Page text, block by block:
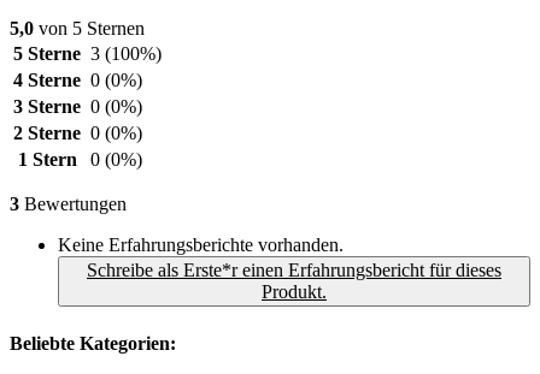
5,0 von 5 Sternen
5 Sterne 3 (100%)
4 Sterne 0 (0%)
3 Sterne 0 (0%)
2 Sterne 0 (0%)
1 Stern
0 (0%)
3 Bewertungen
Keine Erfahrungsberichte vorhanden.
Schreibe als Erste*r einen Erfahrungsbericht für dieses
Produkt.
Beliebte Kategorien: